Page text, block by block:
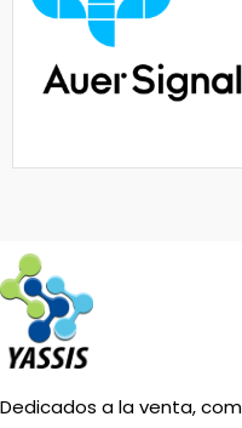
Dedicados a la venta,